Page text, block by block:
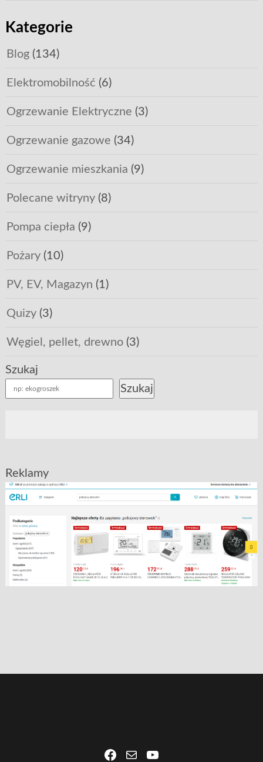
Kategorie
Blog(134)
Elektromobilność (6)
Ogrzewanie Elektryczne (3)
Ogrzewanie gazowe (34)
Ogrzewanie mieszkania (9)
Polecane witryny(8)
Pompa ciepła (9)
Pożary(10)
PV, EV, Magazyn (1)
Quizy(3)
Węgiel, pellet, drewno(3)
Szukaj
Szukaj
Reklamy
Facebook
Mail